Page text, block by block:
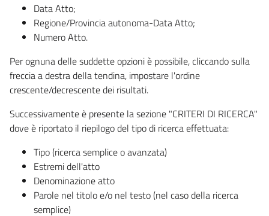
Data Atto;
Regione/Provincia autonoma-Data Atto;
Numero Atto.
Per ognuna delle suddette opzioni è possibile, cliccando sulla
freccia a destra della tendina, impostare l'ordine
crescente/decrescente dei risultati.
Successivamente è presente la sezione "CRITERI DI RICERCA"
dove è riportato il riepilogo del tipo di ricerca effettuata:
Tipo (ricerca semplice o avanzata)
Estremi dell'atto
Denominazione atto
Parole nel titolo e/o nel testo (nel caso della ricerca
semplice)